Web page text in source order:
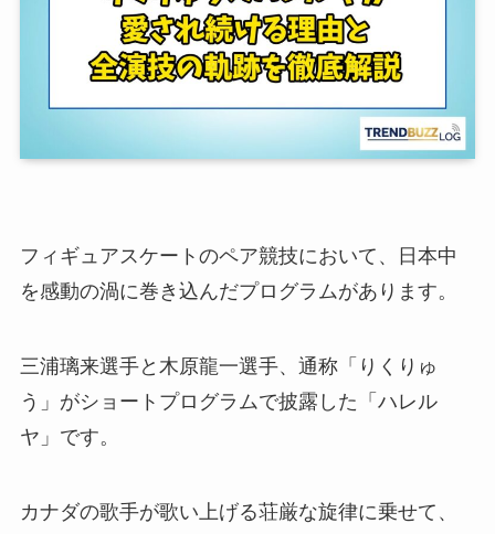
フィギュアスケートのペア競技において、日本中
を感動の渦に巻き込んだプログラムがあります。
三浦璃来選手と木原龍一選手、通称「りくりゅ
う」がショートプログラムで披露した「ハレル
ヤ」です。
カナダの歌手が歌い上げる荘厳な旋律に乗せて、